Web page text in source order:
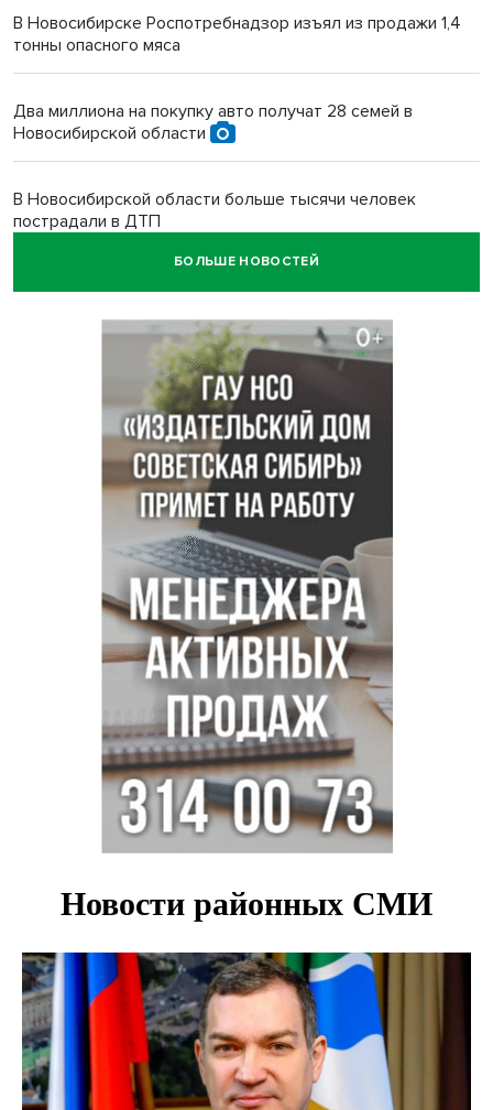
В Новосибирске Роспотребнадзор изъял из продажи 1,4
тонны опасного мяса
Два миллиона на покупку авто получат 28 семей в
Новосибирской области
В Новосибирской области больше тысячи человек
пострадали в ДТП
БОЛЬШЕ НОВОСТЕЙ